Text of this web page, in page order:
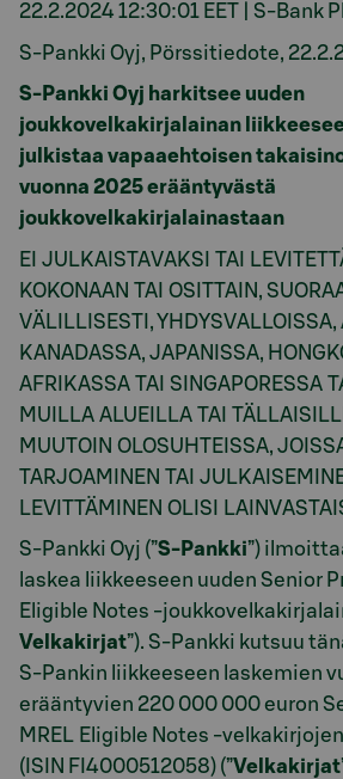
22.2.2024 12:30:01 EET | S-Bank
S-Pankki Oyj, Pörssitiedote,
S-Pankki Oyj harkitsee uuden
joukkovelkakirjalainan
julkistaa vapaaehtoisen
vuonna 2025 erääntyvästä
joukkovelkakirjalainastaan
EI JULKAISTAVAKSI TAI
KOKONAAN TAI OSITTAIN,
VÄLILLISESTI, YHDYSVALLOISSA,
KANADASSA, JAPANISSA,
AFRIKASSA TAI SINGAPORESSA
MUILLA ALUEILLA TAI
MUUTOIN OLOSUHTEISSA,
TARJOAMINEN TAI
LEVITTÄMINEN OLISI
S-Pankki Oyj (”S-Pankki”)
laskea liikkeeseen uuden Senior
Eligible Notes -
Velkakirjat”). S-Pankki kutsuu
S-Pankin liikkeeseen laskemien
erääntyvien 220 000 000 euron
MREL Eligible Notes -velkakirjojen
(ISIN FI4000512058) (”Velkakirjat